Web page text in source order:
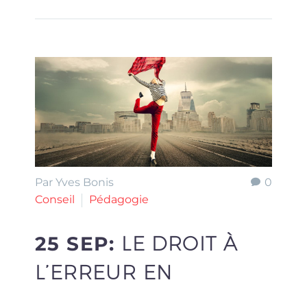
0
Par Yves Bonis
Conseil
Pédagogie
25 SEP: LE DROIT À
L’ERREUR EN